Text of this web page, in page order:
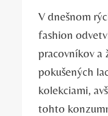
V dnešnom
fashion
pracovníkov a
pokušených
kolekciami,
tohto